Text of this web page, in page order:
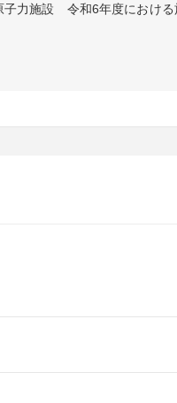
力施設　令和6年度におけ